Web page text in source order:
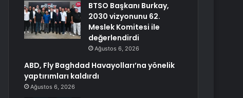
BTSO Başkanı Burkay,
2030 vizyonunu 62.
Meslek Komitesi ile
değerlendirdi
Ağustos 6, 2026
ABD, Fly Baghdad Havayolları’na yönelik
yaptırımları kaldırdı
Ağustos 6, 2026